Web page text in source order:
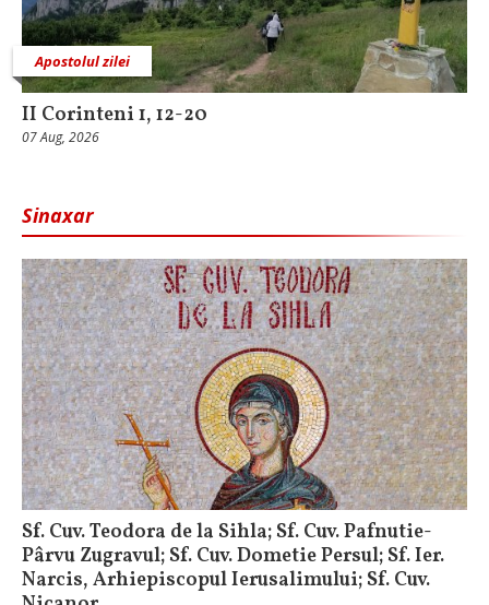
Apostolul zilei
II Corinteni 1, 12-20
07 Aug, 2026
Sinaxar
Sf. Cuv. Teodora de la Sihla; Sf. Cuv. Pafnutie-
Pârvu Zugravul; Sf. Cuv. Dometie Persul; Sf. Ier.
Narcis, Arhiepiscopul Ierusalimului; Sf. Cuv.